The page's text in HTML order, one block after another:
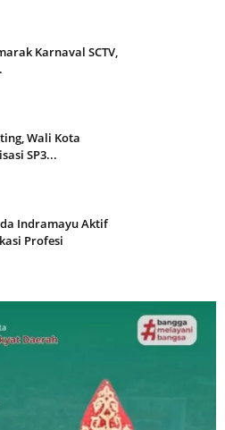
Karnaval SCTV,
Wali Kota
SP3...
Indramayu Aktif
Profesi